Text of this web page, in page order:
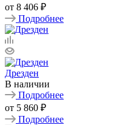
от 8 406 ₽
Подробнее
Дрезден
В наличии
Подробнее
от 5 860 ₽
Подробнее